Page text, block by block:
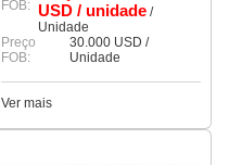
horas de trabalho, pronta
para envio.
FOB: USD / unidade/
Unidade
Preço
FOB:
30.000 USD /
Unidade
Ver mais